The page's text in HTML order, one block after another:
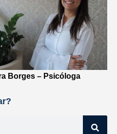
Borges – Psicóloga